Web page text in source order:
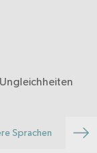
Sprachen